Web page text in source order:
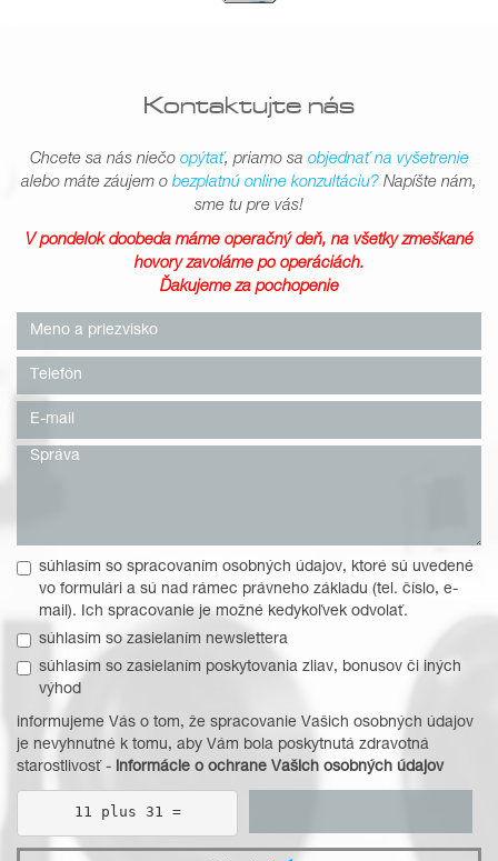
Kontaktujte nás
Chcete sa nás niečo opýtať, priamo sa objednať na vyšetrenie
alebo máte záujem o bezplatnú online konzultáciu? Napíšte nám,
sme tu pre vás!
V pondelok doobeda máme operačný deň, na všetky zmeškané
hovory zavoláme po operáciách.
Ďakujeme za pochopenie
súhlasím so spracovaním osobných údajov, ktoré sú uvedené
vo formulári a sú nad rámec právneho základu (tel. číslo, e-
mail). Ich spracovanie je možné kedykoľvek odvolať.
súhlasím so zasielaním newslettera
súhlasím so zasielaním poskytovania zliav, bonusov či iných
výhod
informujeme Vás o tom, že spracovanie Vašich osobných údajov
je nevyhnutné k tomu, aby Vám bola poskytnutá zdravotná
starostlivosť - informácie o ochrane Vašich osobných údajov
11 plus 31 =